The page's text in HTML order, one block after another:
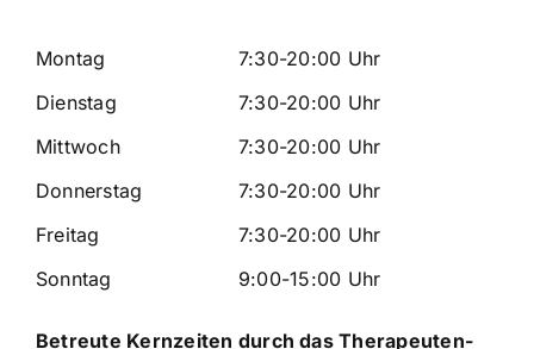
Montag
7:30-20:00 Uhr
Dienstag
7:30-20:00 Uhr
Mittwoch
7:30-20:00 Uhr
Donnerstag
7:30-20:00 Uhr
Freitag
7:30-20:00 Uhr
Sonntag
9:00-15:00 Uhr
Betreute Kernzeiten durch das Therapeuten-